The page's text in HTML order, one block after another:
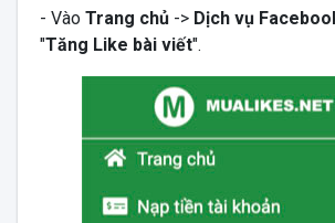
- Vào Trang chủ-> Dịch vụ
"Tăng Like bài viết".